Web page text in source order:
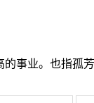
事业。也指孤